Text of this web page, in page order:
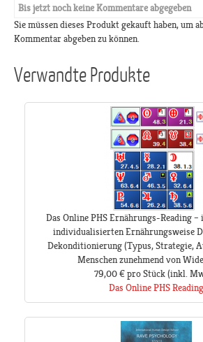
Bis jetzt noch keine Kommentare abgegeben
Sie müssen dieses Produkt gekauft haben, um
Kommentar abgeben zu können.
Verwandte Produkte
Das Online PHS Ernährungs-Reading
individualisierten Ernährungsweise
Dekonditionierung (Typus, Strategie,
Menschen zunehmend von
79,00 €pro Stück(inkl.
Das Online PHS Reading